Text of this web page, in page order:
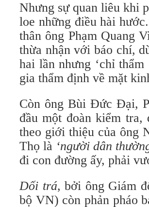
Nhưng sự quan liêu khi
loe những điều hài
thân ông Phạm Quang
thừa nhận với báo chí,
hai lần nhưng ‘chỉ
gia thẩm định về mặt
Còn ông Bùi Đức Đại,
đầu một đoàn kiểm
theo giới thiệu của ông
Thọ là ‘người dân
đi con đường ấy, phải
Dối trá, bởi ông Giám
bộ VN) còn phản pháo